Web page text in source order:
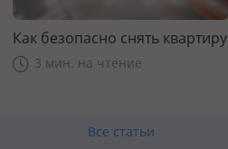
Как безопасно снять квартиру
3 мин. на чтение
Все статьи